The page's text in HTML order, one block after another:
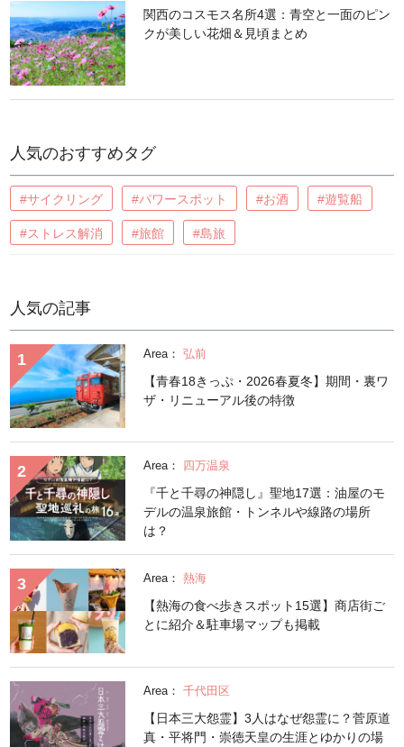
関西のコスモス名所4選：青空と一面のピン
クが美しい花畑＆見頃まとめ
人気のおすすめタグ
#サイクリング #パワースポット #お酒 #遊覧船
#ストレス解消 #旅館 #島旅
人気の記事
Area： 弘前
【青春18きっぷ・2026春夏冬】期間・裏ワ
ザ・リニューアル後の特徴
Area： 四万温泉
『千と千尋の神隠し』聖地17選：油屋のモ
デルの温泉旅館・トンネルや線路の場所
は？
Area： 熱海
【熱海の食べ歩きスポット15選】商店街ご
とに紹介＆駐車場マップも掲載
Area： 千代田区
【日本三大怨霊】3人はなぜ怨霊に？菅原道
真・平将門・崇徳天皇の生涯とゆかりの場